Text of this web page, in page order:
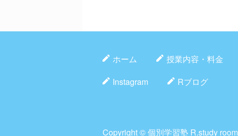
ホーム 授業内容・料金
Instagram
Rブログ
Copyright ©個別学習塾 R.study room